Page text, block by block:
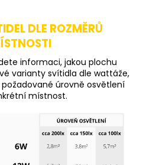
DLE ROZMĚRŮ
informaci, jakou plochu
varianty svítidla dle wattáže,
úrovně osvětlení
místnost.